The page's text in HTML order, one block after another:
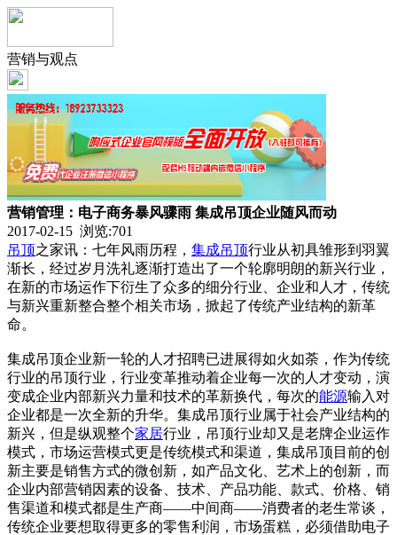
营销与观点
营销管理：电子商务暴风骤雨 集成吊顶企业随风而动
2017-02-15 浏览:701
吊顶之家讯：七年风雨历程， 集成吊顶行业从初具雏形到羽翼
渐长，经过岁月洗礼逐渐打造出了一个轮廓明朗的新兴行业，
在新的市场运作下衍生了众多的细分行业、企业和人才，传统
与新兴重新整合整个相关市场，掀起了传统产业结构的新革
命。
集成吊顶企业新一轮的人才招聘已进展得如火如荼，作为传统
行业的吊顶行业，行业变革推动着企业每一次的人才变动，演
变成企业内部新兴力量和技术的革新换代，每次的能源输入对
企业都是一次全新的升华。集成吊顶行业属于社会产业结构的
新兴，但是纵观整个家居行业，吊顶行业却又是老牌企业运作
模式，市场运营模式更是传统模式和渠道，集成吊顶目前的创
新主要是销售方式的微创新，如产品文化、艺术上的创新，而
企业内部营销因素的设备、技术、产品功能、款式、价格、销
售渠道和模式都是生产商——中间商——消费者的老生常谈，
传统企业要想取得更多的零售利润，市场蛋糕，必须借助电子